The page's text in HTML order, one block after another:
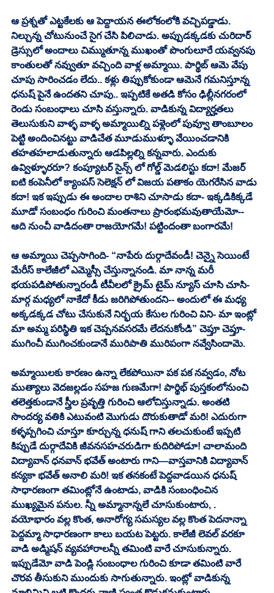
ఆ ప్రశ్నతో ఎట్టకేలకు ఆ పెద్దాయన ఈలోకంలోకి వచ్చిపడ్డాడు.
నిల్చున్న చోటునుంచే సైగ చేసి పిలిచాడు. అప్పుడక్కడకు చురిదార్
డ్రెస్సులో అందాలు చిమ్ముతూన్న ముఖంతో పొంగులూరే యవ్వనపు
కాంతులతో నవ్వుతూ వచ్చింది వాళ్ల అమ్మాయి. పార్థిబ్ ఆమె వేపు
చూపు సారించడం లేదు.. కళ్లు తిప్పుకోకుండా ఆమెనే గమనిస్తూన్న
ధనుష్ పైనే ఉందతని చూపు.. ఇప్పటికే అతడి కోసం ఢిల్లీనగరంలో
రెండు సంబంధాలు చూసి వస్తున్నారు. వాడికున్న విద్యార్హతలు
తెలుసుకుని వాళ్ళ వాళ్ళ అమ్మాయిల్ని పళ్లెంలో పువ్వూ తాంబూలం
పెట్టి అందించినట్టు వాడిచేత మూడుముళ్ళూ వేయించడానికి
తహతహలాడుతున్నారు ఆడపిల్లల్ని కన్నవారు. ఎందుకు
ఉవ్విళ్ళూరరూ? కంప్యూటర్ సైన్స్ లో గోల్డ్ మెడలిస్టు కదా! మేజర్
ఐటి కంపెనీలో క్యాంపస్ సెలెక్షన్ లో విజయ పతాకం యెగరేసిన వాడు
కదా! ఇక ఇప్పుడు ఈ అందాల రాశిని చూసాడు కదా- ఇక్కడికిక్కడే
మూడో సంబంధం గురించి మంతనాలు ప్రారంభమవుతాయేమో--
ఆది నుంచీ వాడిదంతా రాజయోగమే! పట్టిందంతా బంగారమే!
ఆ అమ్మాయి చెప్పసాగింది- “నాపేరు దుర్గాదేవండీ! చెన్నై సెయింటే
మేరీస్ కాలేజీలో ఎమ్మెస్సీ చేస్తున్నానండి. మా నాన్న మరీ
భయపడిపోతున్నారండీ టీవీలలో క్రైమ్ టైమ్ న్యూస్ చూసి చూసి-
మార్గ మధ్యలో నాకేదో కీడు జరిగిపోతుందని-- అందులో ఈ మధ్య
అక్కడక్కడ చోటు చేసుకునే నిర్భయ కేసుల గురించి విని- మా ఇంట్లో
మా అమ్మ పరిస్థితి ఇక చెప్పనవసరమే లేదనుకోండి” చెప్తూ చెప్తూ-
ముగించీ ముగించకుండానే మురిపాతి మురిపంగా నవ్వేసిందామె.
అమ్మాయిలకు కారణం ఉన్నా లేకపోయినా పక పక నవ్వడం, నోట
ముత్యాలు వెదజల్లడం సహజ గుణమేగా! పార్థిభ్ పుస్తకంలోనుంచి
తలెత్తకుండానే స్త్రీల ప్రవృత్తి గురించి ఆలోచిస్తున్నాడు. అంతటి
సొందర్య వతికి ఎటువంటి మొగుడు దొరుకుతాడో మరి! ఎదురుగా
కళ్ళప్పగించి చూస్తూ కూర్చున్న ధనుష్ గాని తలచుకుంటే ఇప్పటి
కిప్పుడే దుర్గాదేవికి జీవనసహచరుడిగా కుదిరిపోడూ! చాలామంది
విద్యావాన్ ధనవాన్ భవేత్ అంటారు గాని—వాస్తవానికి విద్యావాన్
కన్యకా భవేత్ అనాలి మరి! ఇక తనకంటే పెద్దవాడయిన ధనుష్
సాధారణంగా తమింట్లోనే ఉంటాడు, వాడికి సంబంధించిన
ముఖ్యమైన పనుల. న్నీ అమ్మానాన్నలే చూసుకుంటారు, .
వయోభారం వల్ల కొంత, అనారోగ్య సమస్యల వల్ల కొంత పెదనాన్నా
పెద్దమ్మా సాధారణంగా కాలు బయట పెట్టరు. కాలేజీ లెవల్ వరకూ
వాడి అడ్మిషన్ వ్యవహారాలన్నీ తమింటి వారే చూసుకున్నారు.
ఇప్పుడేమో వాడి పెండ్లి సంబంధాల గురించి కూడా తమింటి వారే
చొరవ తీసుకుని ముందుకు సాగుతున్నారు. ఇంట్లో వాడికున్న